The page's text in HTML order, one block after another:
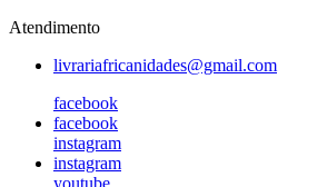
Atendimento
livrariafricanidades@gmail.com
facebook
facebook
instagram
instagram
youtube